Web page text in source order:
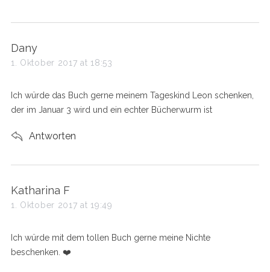
s
a
s
Dany
1. Oktober 2017 at 18:53
Ich würde das Buch gerne meinem Tageskind Leon schenken,
der im Januar 3 wird und ein echter Bücherwurm ist
Antworten
s
a
s
:
Katharina F
1. Oktober 2017 at 19:49
Ich würde mit dem tollen Buch gerne meine Nichte
beschenken. ❤️